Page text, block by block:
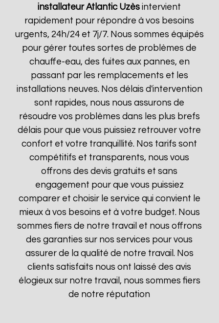
installateur Atlantic Uzès intervient
rapidement pour répondre à vos besoins
urgents, 24h/24 et 7j/7. Nous sommes équipés
pour gérer toutes sortes de problèmes de
chauffe-eau, des fuites aux pannes, en
passant par les remplacements et les
installations neuves. Nos délais d'intervention
sont rapides, nous nous assurons de
résoudre vos problèmes dans les plus brefs
délais pour que vous puissiez retrouver votre
confort et votre tranquillité. Nos tarifs sont
compétitifs et transparents, nous vous
offrons des devis gratuits et sans
engagement pour que vous puissiez
comparer et choisir le service qui convient le
mieux à vos besoins et à votre budget. Nous
sommes fiers de notre travail et nous offrons
des garanties sur nos services pour vous
assurer de la qualité de notre travail. Nos
clients satisfaits nous ont laissé des avis
élogieux sur notre travail, nous sommes fiers
de notre réputation